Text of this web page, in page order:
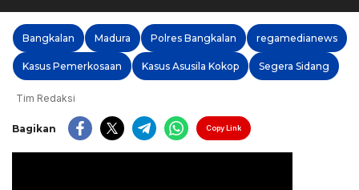
Bangkalan Madura Polres Bangkalan regamedianews
Kasus Pemerkosaan Kasus Asusila Kokop Segera Sidang
Tim Redaksi
Bagikan Copy Link